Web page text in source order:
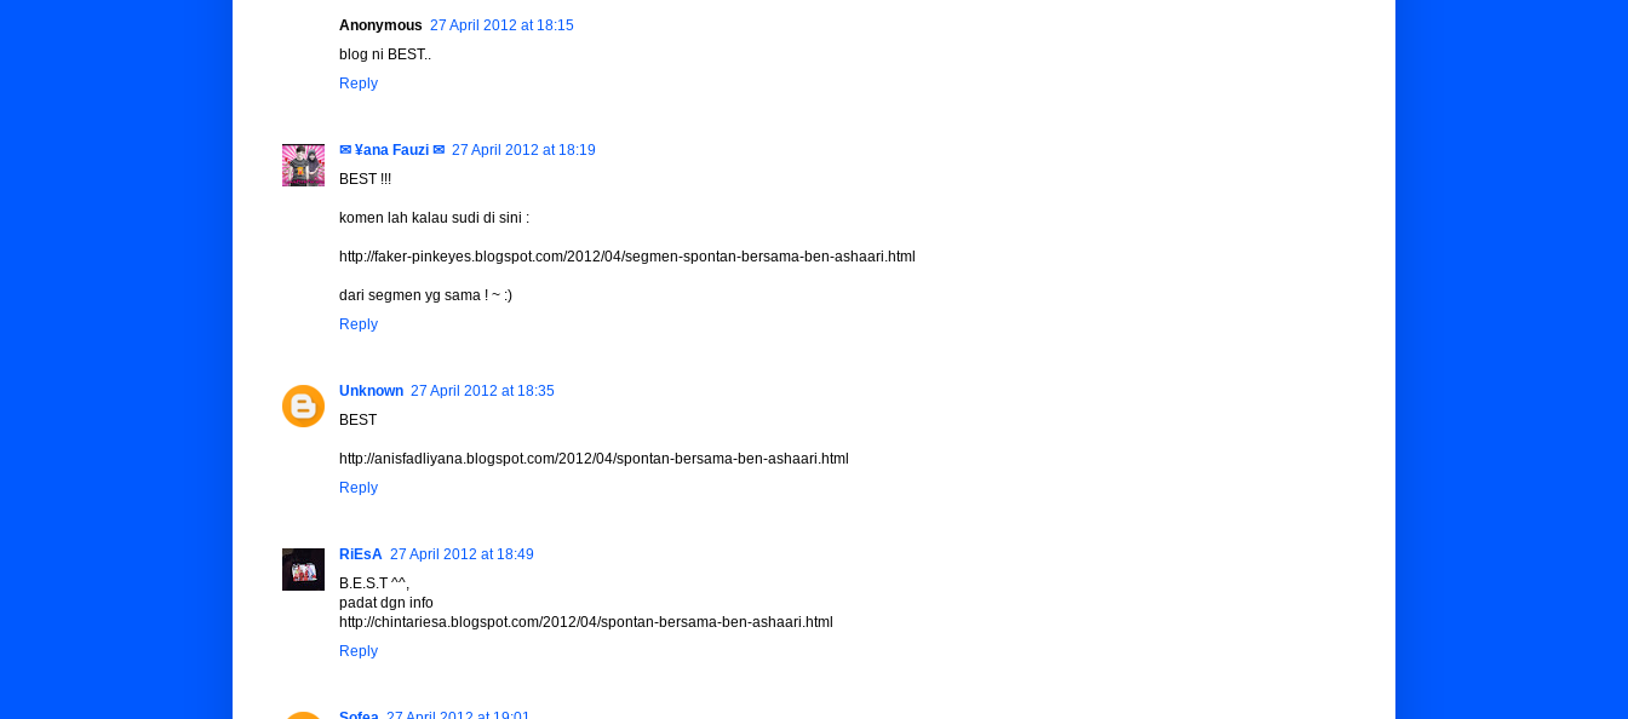
Anonymous 27 April 2012 at 18:15
blog ni BEST..
Reply
✉ ¥ana Fauzi ✉ 27 April 2012 at 18:19
BEST !!!
komen lah kalau sudi di sini :
http://faker-pinkeyes.blogspot.com/2012/04/segmen-spontan-bersama-ben-ashaari.html
dari segmen yg sama ! ~ :)
Reply
Unknown 27 April 2012 at 18:35
BEST
http://anisfadliyana.blogspot.com/2012/04/spontan-bersama-ben-ashaari.html
Reply
RiEsA 27 April 2012 at 18:49
B.E.S.T ^^,
padat dgn info
http://chintariesa.blogspot.com/2012/04/spontan-bersama-ben-ashaari.html
Reply